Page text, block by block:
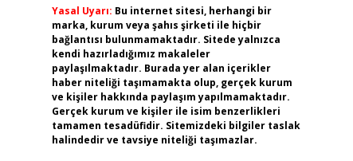
Yasal Uyarı: Bu internet sitesi, herhangi bir
marka, kurum veya şahıs şirketi ile hiçbir
bağlantısı bulunmamaktadır. Sitede yalnızca
kendi hazırladığımız makaleler
paylaşılmaktadır. Burada yer alan içerikler
haber niteliği taşımamakta olup, gerçek kurum
ve kişiler hakkında paylaşım yapılmamaktadır.
Gerçek kurum ve kişiler ile isim benzerlikleri
tamamen tesadüfidir. Sitemizdeki bilgiler taslak
halindedir ve tavsiye niteliği taşımazlar.